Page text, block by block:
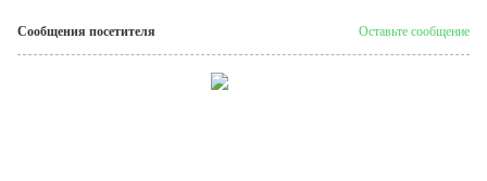
Сообщения посетителя Оставьте сообщение